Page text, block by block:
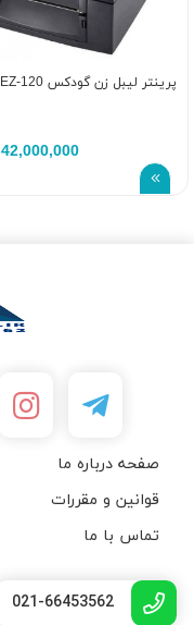
پرینتر لیبل زن گودکس EZ-120
42,000,000
صفحه درباره ما
قوانین و مقررات
تماس با ما
021-66453562